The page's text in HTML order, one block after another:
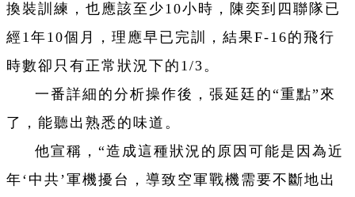
換裝訓練，也應該至少10小時，陳奕到四聯隊已
經1年10個月，理應早已完訓，結果F-16的飛行
時數卻只有正常狀況下的1/3。
一番詳細的分析操作後，張延廷的“重點”來
了，能聽出熟悉的味道。
他宣稱，“造成這種狀況的原因可能是因為近
年‘中共’軍機擾台，導致空軍戰機需要不斷地出